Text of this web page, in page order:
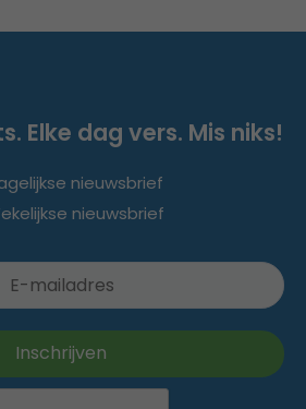
Elke dag vers. Mis niks!
nieuwsbrief
nieuwsbrief